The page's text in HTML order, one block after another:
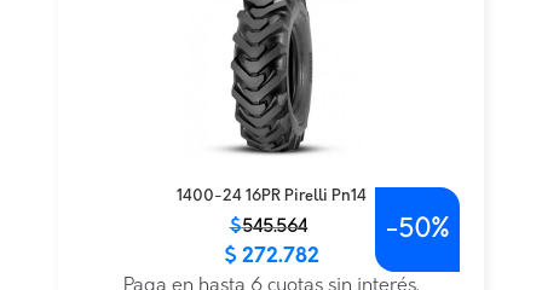
1400-24 16PR Pirelli Pn14
$545.564
$ 272.782
-50%